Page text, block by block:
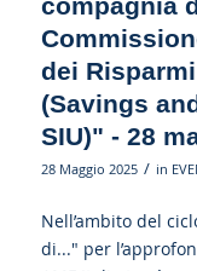
dei
(Savings
SIU)" - 28
28 Maggio 2025 / in
Nell’ambito del
di..." per